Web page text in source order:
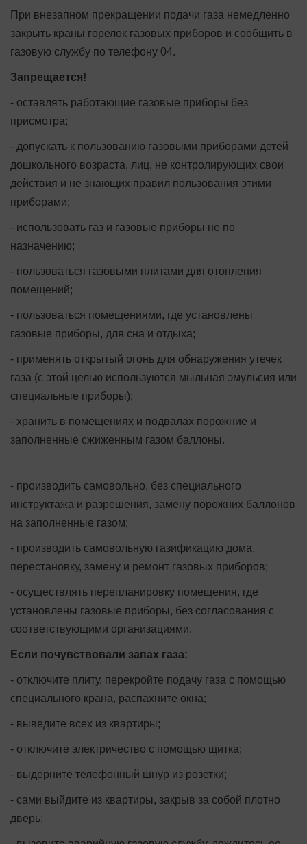
При внезапном прекращении подачи газа немедленно
закрыть краны горелок газовых приборов и сообщить в
газовую службу по телефону 04.
Запрещается!
- оставлять работающие газовые приборы без
присмотра;
- допускать к пользованию газовыми приборами детей
дошкольного возраста, лиц, не контролирующих свои
действия и не знающих правил пользования этими
приборами;
- использовать газ и газовые приборы не по
назначению;
- пользоваться газовыми плитами для отопления
помещений;
- пользоваться помещениями, где установлены
газовые приборы, для сна и отдыха;
- применять открытый огонь для обнаружения утечек
газа (с этой целью используются мыльная эмульсия или
специальные приборы);
- хранить в помещениях и подвалах порожние и
заполненные сжиженным газом баллоны.
- производить самовольно, без специального
инструктажа и разрешения, замену порожних баллонов
на заполненные газом;
- производить самовольную газификацию дома,
перестановку, замену и ремонт газовых приборов;
- осуществлять перепланировку помещения, где
установлены газовые приборы, без согласования с
соответствующими организациями.
Если почувствовали запах газа:
- отключите плиту, перекройте подачу газа с помощью
специального крана, распахните окна;
- выведите всех из квартиры;
- отключите электричество с помощью щитка;
- выдерните телефонный шнур из розетки;
- сами выйдите из квартиры, закрыв за собой плотно
дверь;